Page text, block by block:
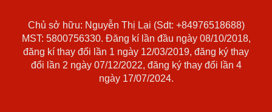
Chủ sở hữu: Nguyễn Thị Lại (Sdt: +84976518688)
MST: 5800756330. Đăng kí lần đầu ngày 08/10/2018,
đăng kí thay đổi lần 1 ngày 12/03/2019, đăng ký thay
đổi lần 2 ngày 07/12/2022, đăng ký thay đổi lần 4
ngày 17/07/2024.